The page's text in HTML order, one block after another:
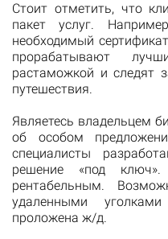
Стоит отметить, что
пакет услуг.
необходимый
прорабатывают
растаможкой и следят
путешествия.
Являетесь владельцем
об особом
специалисты
решение «под
рентабельным.
удаленными
проложена ж/д.